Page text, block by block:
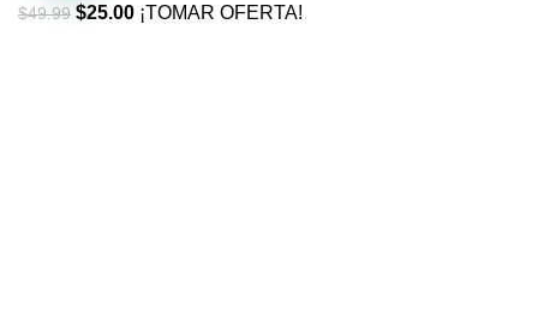
$49.99 $25.00 ¡TOMAR OFERTA!